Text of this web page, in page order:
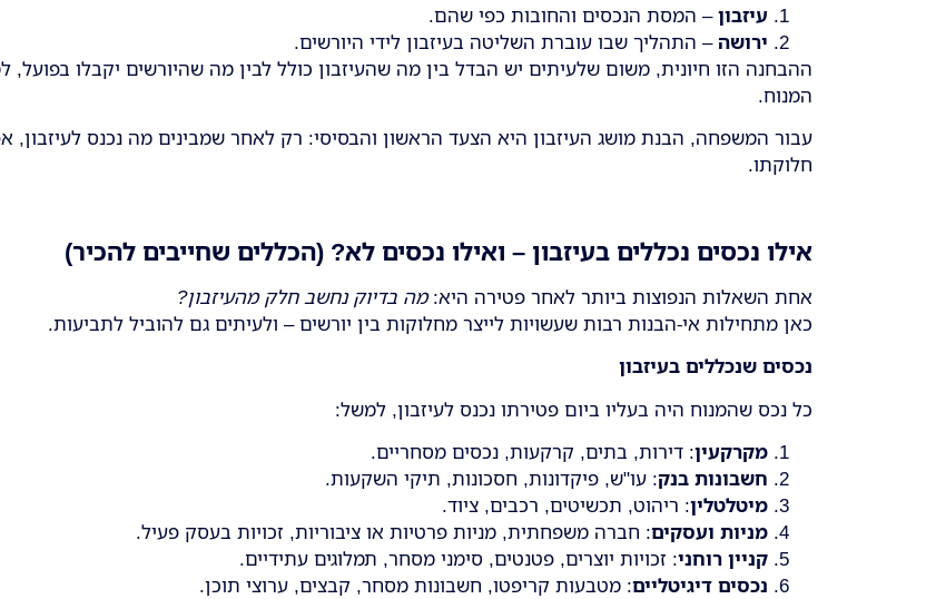
עיזבון– המסת הנכסים והחובות כפי שהם.
ירושה – התהליך שבו עוברת השליטה בעיזבון לידי היורשים.
ההבחנה הזו חיונית, משום שלעיתים יש הבדל בין מה שהעיזבון כולל לבין מה שהיורשים יקבלו
המנוח.
עבור המשפחה, הבנת מושג העיזבון היא הצעד הראשון והבסיסי: רק לאחר שמבינים מה נכנס לעיזבון,
חלוקתו.
אילו נכסים נכללים בעיזבון – ואילו נכסים לא? (הכללים שחייבים להכיר)
אחת השאלות הנפוצות ביותר לאחר פטירה היא:מה בדיוק נחשב חלק מהעיזבון?
כאן מתחילות אי-הבנות רבות שעשויות לייצר מחלוקות בין יורשים – ולעיתים גם להוביל לתביעות.
נכסים שנכללים בעיזבון
כל נכס שהמנוח היה בעליו ביום פטירתו נכנס לעיזבון, למשל:
מקרקעין: דירות, בתים, קרקעות, נכסים מסחריים.
חשבונות בנק: עו"ש, פיקדונות, חסכונות, תיקי השקעות.
מיטלטלין: ריהוט, תכשיטים, רכבים, ציוד.
מניות ועסקים: חברה משפחתית, מניות פרטיות או ציבוריות, זכויות בעסק פעיל.
קניין רוחני: זכויות יוצרים, פטנטים, סימני מסחר, תמלוגים עתידיים.
נכסים דיגיטליים: מטבעות קריפטו, חשבונות מסחר, קבצים, ערוצי תוכן.